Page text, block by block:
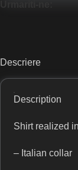
Descriere
Description
Shirt realized
– Italian collar